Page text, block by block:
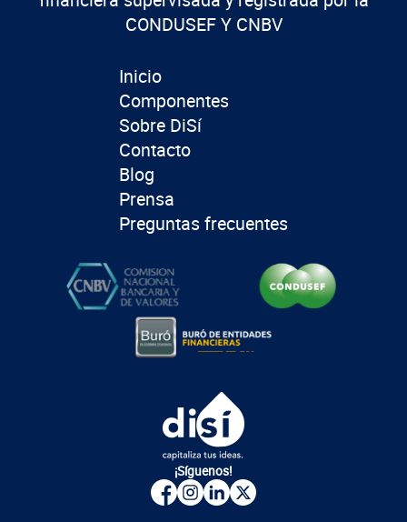
Inicio
Componentes
Sobre DiSí
Contacto
Blog
Prensa
Preguntas frecuentes
CONDUSEF Y CNBV
¡Síguenos!